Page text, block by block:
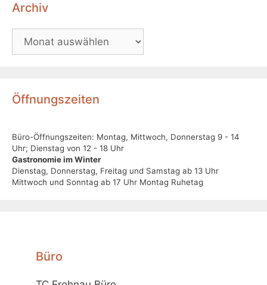
Archiv
Öffnungszeiten
Büro-Öffnungszeiten: Montag, Mittwoch, Donnerstag 9 - 14
Uhr; Dienstag von 12 - 18 Uhr
Gastronomie im Winter
Dienstag, Donnerstag, Freitag und Samstag ab 13 Uhr
Mittwoch und Sonntag ab 17 Uhr Montag Ruhetag
Büro